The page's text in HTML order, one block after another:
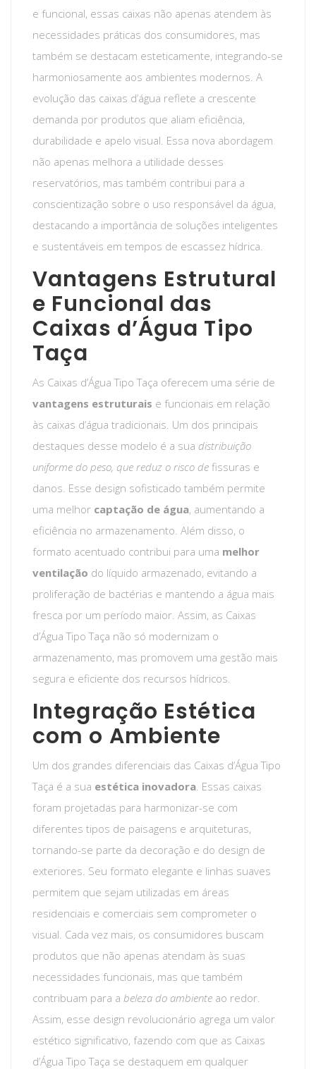
e funcional, essas caixas não apenas atendem às
necessidades práticas dos consumidores, mas
também se destacam esteticamente, integrando-se
harmoniosamente aos ambientes modernos. A
evolução das caixas d’água reflete a crescente
demanda por produtos que aliam eficiência,
durabilidade e apelo visual. Essa nova abordagem
não apenas melhora a utilidade desses
reservatórios, mas também contribui para a
conscientização sobre o uso responsável da água,
destacando a importância de soluções inteligentes
e sustentáveis em tempos de escassez hídrica.
Vantagens Estrutural
e Funcional das
Caixas d’Água Tipo
Taça
As Caixas d’Água Tipo Taça oferecem uma série de
vantagens estruturais e funcionais em relação
às caixas d’água tradicionais. Um dos principais
destaques desse modelo é a sua distribuição
uniforme do peso, que reduz o risco de fissuras e
danos. Esse design sofisticado também permite
uma melhor captação de água, aumentando a
eficiência no armazenamento. Além disso, o
formato acentuado contribui para uma melhor
ventilação do líquido armazenado, evitando a
proliferação de bactérias e mantendo a água mais
fresca por um período maior. Assim, as Caixas
d’Água Tipo Taça não só modernizam o
armazenamento, mas promovem uma gestão mais
segura e eficiente dos recursos hídricos.
Integração Estética
com o Ambiente
Um dos grandes diferenciais das Caixas d’Água Tipo
Taça é a sua estética inovadora . Essas caixas
foram projetadas para harmonizar-se com
diferentes tipos de paisagens e arquiteturas,
tornando-se parte da decoração e do design de
exteriores. Seu formato elegante e linhas suaves
permitem que sejam utilizadas em áreas
residenciais e comerciais sem comprometer o
visual. Cada vez mais, os consumidores buscam
produtos que não apenas atendam às suas
necessidades funcionais, mas que também
contribuam para a beleza do ambiente ao redor.
Assim, esse design revolucionário agrega um valor
estético significativo, fazendo com que as Caixas
d’Água Tipo Taça se destaquem em qualquer